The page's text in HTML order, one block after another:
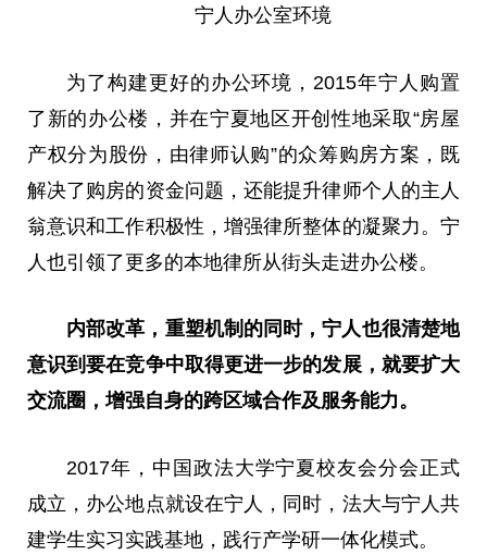
宁人办公室环境
为了构建更好的办公环境，2015年宁人购置
了新的办公楼，并在宁夏地区开创性地采取“房屋
产权分为股份，由律师认购”的众筹购房方案，既
解决了购房的资金问题，还能提升律师个人的主人
翁意识和工作积极性 ，增强律所整体的凝聚力。宁
人也引领了更多的本地律所从街头走进办公楼。
内部改革，重塑机制的同时，宁人也很清楚地
意识到要在竞争中取得更进一步的发展，就要扩大
交流圈，增强自身的跨区域合作及服务能力。
2017年，中国政法大学宁夏校友会分会正式
成立，办公地点就设在宁人，同时，法大与宁人共
建学生实习 实践基地，践行产学研一体化模式。